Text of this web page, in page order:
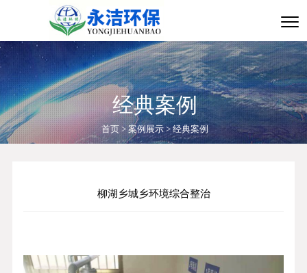
经典案例
首页 >案例展示 > 经典案例
柳湖乡城乡环境综合整治